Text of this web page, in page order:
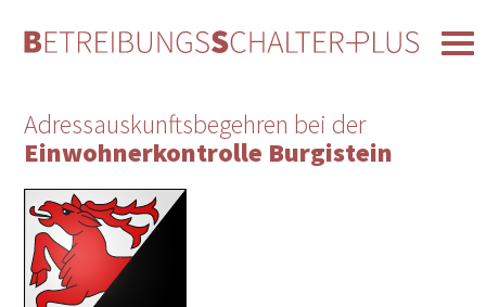
Adressauskunftsbegehren bei der
Einwohnerkontrolle Burgistein